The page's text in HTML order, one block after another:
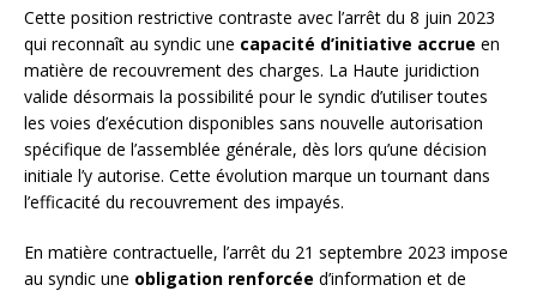
Cette position restrictive contraste avec l’arrêt du 8 juin 2023
qui reconnaît au syndic une capacité d’initiative accrue en
matière de recouvrement des charges. La Haute juridiction
valide désormais la possibilité pour le syndic d’utiliser toutes
les voies d’exécution disponibles sans nouvelle autorisation
spécifique de l’assemblée générale, dès lors qu’une décision
initiale l’y autorise. Cette évolution marque un tournant dans
l’efficacité du recouvrement des impayés.
En matière contractuelle, l’arrêt du 21 septembre 2023 impose
au syndic une obligation renforcée d’information et de